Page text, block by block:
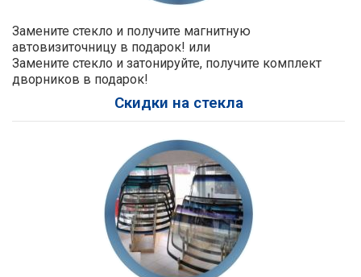
Замените стекло и получите магнитную
автовизиточницу в подарок! или
Замените стекло и затонируйте, получите комплект
дворников в подарок!
Скидки на стекла